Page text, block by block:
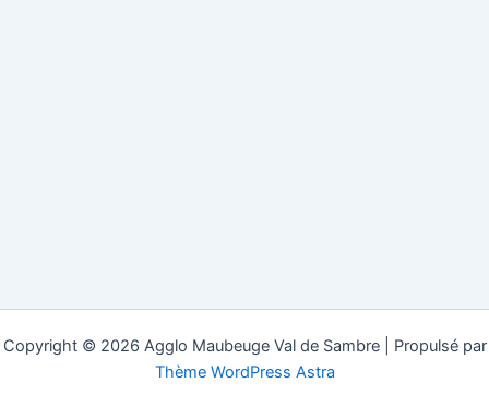
Copyright © 2026 Agglo Maubeuge Val de Sambre | Propulsé par
Thème WordPress Astra